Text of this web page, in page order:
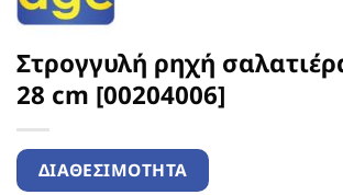
Στρογγυλή ρηχή
28 cm [00204006]